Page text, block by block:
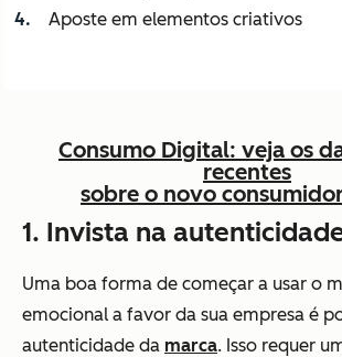
Aposte em elementos criativos
Consumo Digital: veja os
recentes
sobre o novo
1. Invista na
Uma boa forma de começar a usar o
emocional a favor da sua empresa é
autenticidade da marca. Isso requer